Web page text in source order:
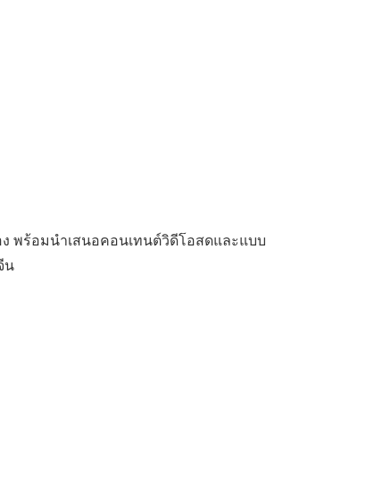
พร้อมนำเสนอคอนเทนต์วิดีโอสดและแบบ
น